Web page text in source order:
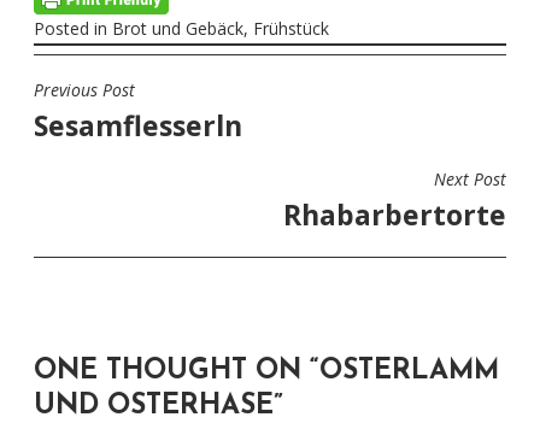
Posted in Brot und Gebäck, Frühstück
BEITRAGSNAVIGATION
Previous Post
Sesamflesserln
Next Post
Rhabarbertorte
ONE THOUGHT ON “ OSTERLAMM
UND OSTERHASE”